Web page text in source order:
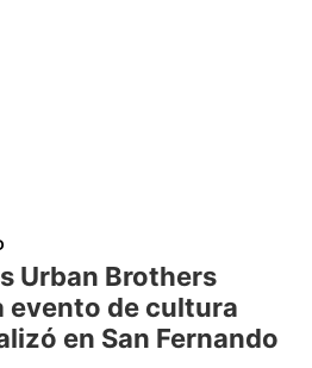
Urban Brothers
evento de cultura
en San Fernando